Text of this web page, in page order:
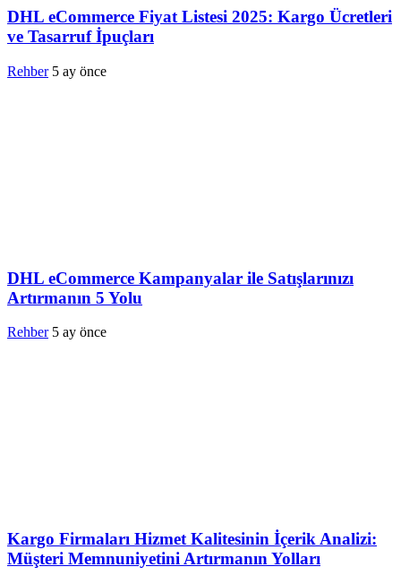
DHL eCommerce Fiyat Listesi 2025: Kargo Ücretleri
ve Tasarruf İpuçları
Rehber 5 ay önce
DHL eCommerce Kampanyalar ile Satışlarınızı
Artırmanın 5 Yolu
Rehber 5 ay önce
Kargo Firmaları Hizmet Kalitesinin İçerik Analizi:
Müşteri Memnuniyetini Artırmanın Yolları